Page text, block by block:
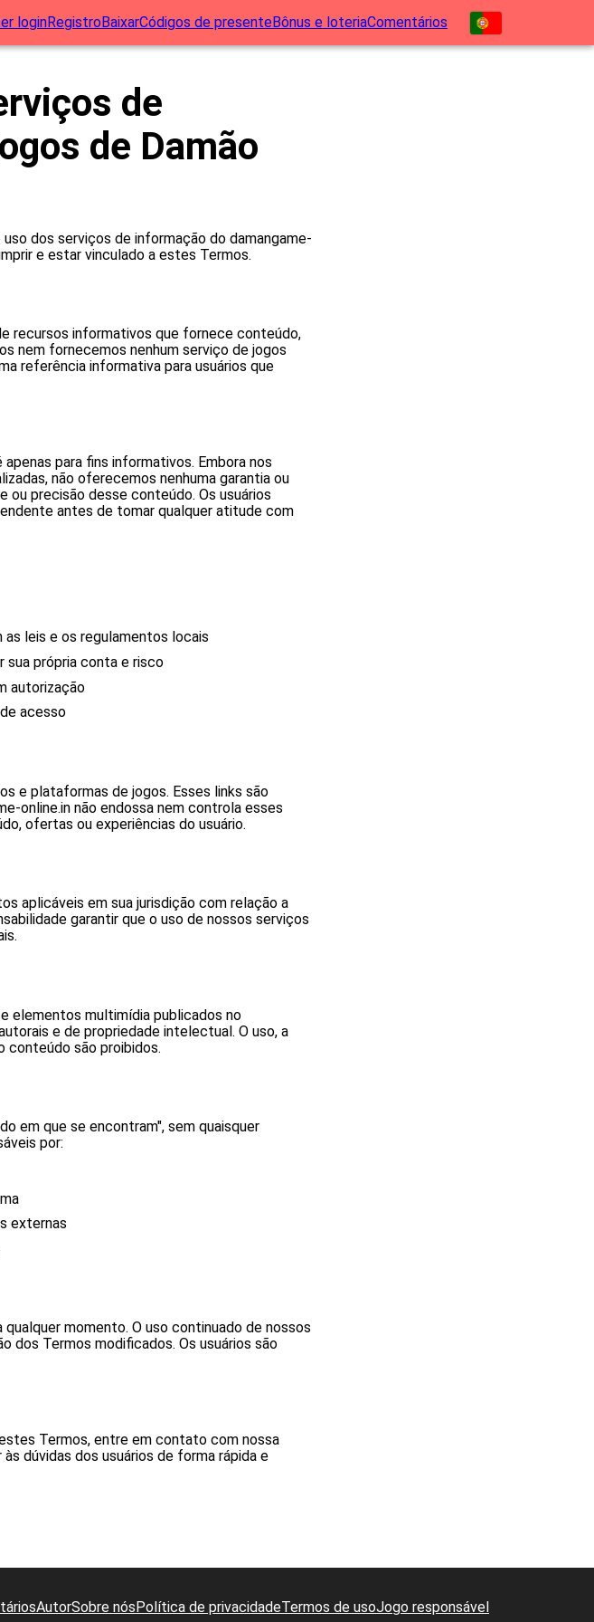
loginRegistroBaixarCódigos de presenteBônus e loteriaComentários
de
de Damão
dos serviços de informação do damangame-
e estar vinculado a estes Termos.
recursos informativos que fornece conteúdo,
nem fornecemos nenhum serviço de jogos
referência informativa para usuários que
para fins informativos. Embora nos
não oferecemos nenhuma garantia ou
ou precisão desse conteúdo. Os usuários
antes de tomar qualquer atitude com
leis e os regulamentos locais
sua própria conta e risco
autorização
acesso
e plataformas de jogos. Esses links são
online.in não endossa nem controla esses
ofertas ou experiências do usuário.
aplicáveis em sua jurisdição com relação a
garantir que o uso de nossos serviços
elementos multimídia publicados no
e de propriedade intelectual. O uso, a
conteúdo são proibidos.
em que se encontram", sem quaisquer
por:
externas
momento. O uso continuado de nossos
dos Termos modificados. Os usuários são
Termos, entre em contato com nossa
dúvidas dos usuários de forma rápida e
AutorSobre nósPolítica de privacidadeTermos de usoJogo responsável